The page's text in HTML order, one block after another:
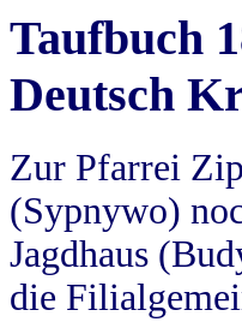
Taufbuch
Deutsch
Zur Pfarrei
(Sypnywo)
Jagdhaus
die